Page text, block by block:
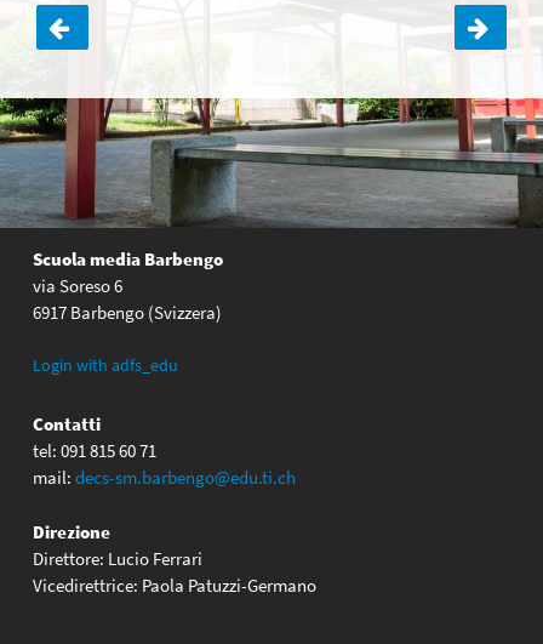
Navigazione
articoli
Scuola media Barbengo
via Soreso 6
6917 Barbengo (Svizzera)
Login with adfs_edu
Contatti
tel: 091 815 60 71
mail: decs-sm.barbengo@edu.ti.ch
Direzione
Direttore: Lucio Ferrari
Vicedirettrice: Paola Patuzzi-Germano